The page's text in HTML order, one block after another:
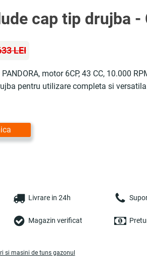
cap tip drujba -
LEI
motor 6CP, 43 CC, 10.000
pentru utilizare completa si
Livrare in 24h
Magazin verificat
si masini de tuns gazonul